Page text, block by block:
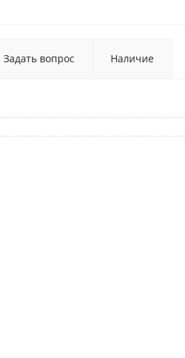
Задать вопрос Наличие